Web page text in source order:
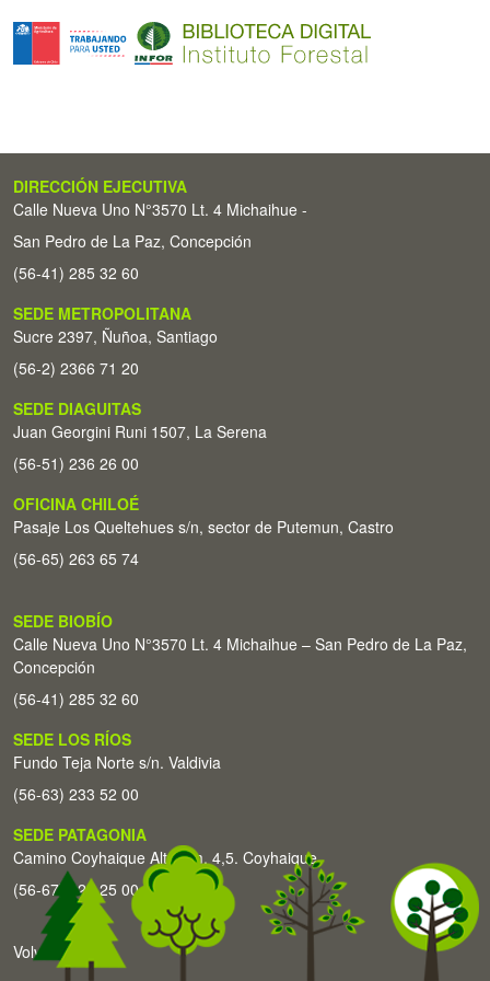
DIRECCIÓN EJECUTIVA
Calle Nueva Uno N°3570 Lt. 4 Michaihue -
San Pedro de La Paz, Concepción
(56-41) 285 32 60
SEDE METROPOLITANA
Sucre 2397, Ñuñoa, Santiago
(56-2) 2366 71 20
SEDE DIAGUITAS
Juan Georgini Runi 1507, La Serena
(56-51) 236 26 00
OFICINA CHILOÉ
Pasaje Los Queltehues s/n, sector de Putemun, Castro
(56-65) 263 65 74
SEDE BIOBÍO
Calle Nueva Uno N°3570 Lt. 4 Michaihue – San Pedro de La Paz,
Concepción
(56-41) 285 32 60
SEDE LOS RÍOS
Fundo Teja Norte s/n. Valdivia
(56-63) 233 52 00
SEDE PATAGONIA
Camino Coyhaique Alto Km. 4,5. Coyhaique
(56-67) 226 25 00
Volver arriba